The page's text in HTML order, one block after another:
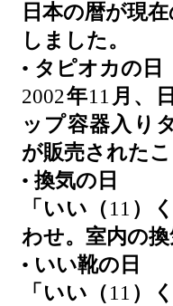
日本の暦が現
しました。
• タピオカの日
2002年11 月、
ップ容器入り
が販売された
• 換気の日
「いい（ 11 ）
わせ。室内の換
• いい靴の日
「いい（ 11 ）